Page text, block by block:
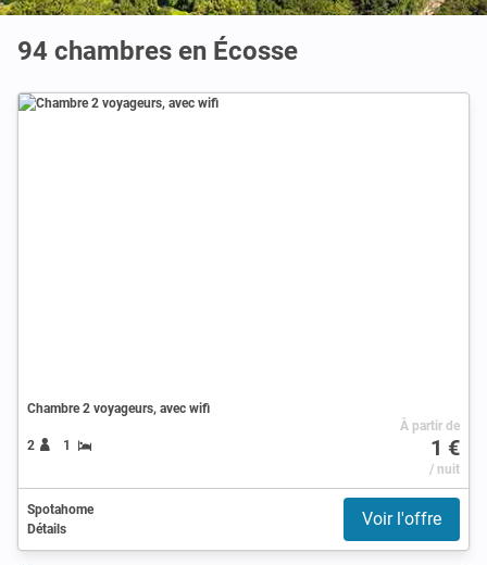
94 chambres en Écosse
Chambre 2 voyageurs, avec wifi
2 1
À partir de
1 €
/ nuit
Spotahome
Détails
Voir l'offre